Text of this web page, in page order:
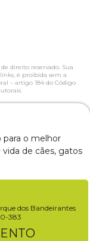
direito reservado. Sua
é proibida sem a
– artigo 184 do Código
.
para o melhor
de cães, gatos
dos Bandeirantes
383